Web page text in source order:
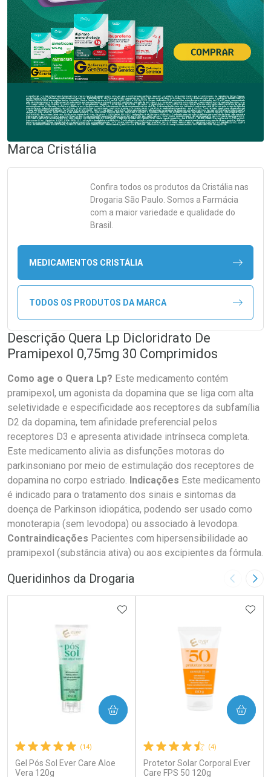
Marca Cristália
Confira todos os produtos da Cristália nas
Drogaria São Paulo. Somos a Farmácia
com a maior variedade e qualidade do
Brasil.
MEDICAMENTOS CRISTÁLIA
TODOS OS PRODUTOS DA MARCA
Descrição Quera Lp Dicloridrato De
Pramipexol 0,75mg 30 Comprimidos
Como age o Quera Lp? Este medicamento contém
pramipexol, um agonista da dopamina que se liga com alta
seletividade e especificidade aos receptores da subfamília
D2 da dopamina, tem afinidade preferencial pelos
receptores D3 e apresenta atividade intrínseca completa.
Este medicamento alivia as disfunções motoras do
parkinsoniano por meio de estimulação dos receptores de
dopamina no corpo estriado. Indicações Este medicamento
é indicado para o tratamento dos sinais e sintomas da
doença de Parkinson idiopática, podendo ser usado como
monoterapia (sem levodopa) ou associado à levodopa.
Contraindicações Pacientes com hipersensibilidade ao
pramipexol (substância ativa) ou aos excipientes da fórmula.
Queridinhos da Drogaria Imagem
(14)
Gel Pós Sol Ever Care Aloe
Vera 120g
ADICIONAR AOS FAVORITOS
COMPRAR
(4)
Protetor Solar Corporal Ever
Care FPS 50 120g
COMPRAR